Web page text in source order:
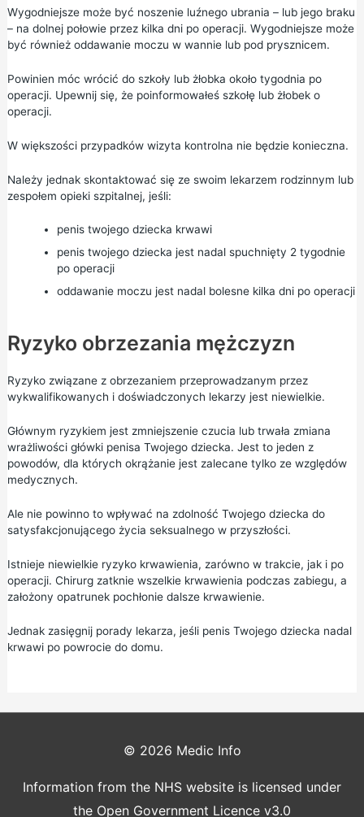
Wygodniejsze może być noszenie luźnego ubrania – lub jego braku
– na dolnej połowie przez kilka dni po operacji. Wygodniejsze może
być również oddawanie moczu w wannie lub pod prysznicem.
Powinien móc wrócić do szkoły lub żłobka około tygodnia po
operacji. Upewnij się, że poinformowałeś szkołę lub żłobek o
operacji.
W większości przypadków wizyta kontrolna nie będzie konieczna.
Należy jednak skontaktować się ze swoim lekarzem rodzinnym lub
zespołem opieki szpitalnej, jeśli:
penis twojego dziecka krwawi
penis twojego dziecka jest nadal spuchnięty 2 tygodnie
po operacji
oddawanie moczu jest nadal bolesne kilka dni po operacji
Ryzyko obrzezania mężczyzn
Ryzyko związane z obrzezaniem przeprowadzanym przez
wykwalifikowanych i doświadczonych lekarzy jest niewielkie.
Głównym ryzykiem jest zmniejszenie czucia lub trwała zmiana
wrażliwości główki penisa Twojego dziecka. Jest to jeden z
powodów, dla których okrążanie jest zalecane tylko ze względów
medycznych.
Ale nie powinno to wpływać na zdolność Twojego dziecka do
satysfakcjonującego życia seksualnego w przyszłości.
Istnieje niewielkie ryzyko krwawienia, zarówno w trakcie, jak i po
operacji. Chirurg zatknie wszelkie krwawienia podczas zabiegu, a
założony opatrunek pochłonie dalsze krwawienie.
Jednak zasięgnij porady lekarza, jeśli penis Twojego dziecka nadal
krwawi po powrocie do domu.
© 2026 Medic Info
Information from the NHS website is licensed under
the Open Government Licence v3.0